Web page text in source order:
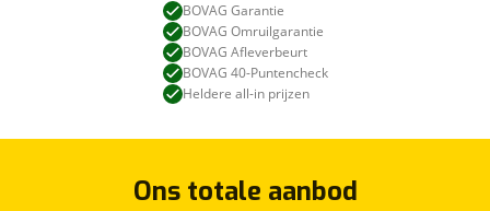
BOVAG Garantie
BOVAG Omruilgarantie
BOVAG Afleverbeurt
BOVAG 40-Puntencheck
Heldere all-in prijzen
Ons totale aanbod